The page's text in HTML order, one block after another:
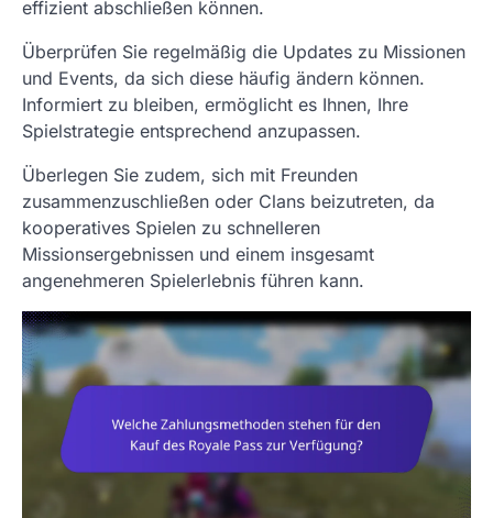
effizient abschließen können.
Überprüfen Sie regelmäßig die Updates zu Missionen
und Events, da sich diese häufig ändern können.
Informiert zu bleiben, ermöglicht es Ihnen, Ihre
Spielstrategie entsprechend anzupassen.
Überlegen Sie zudem, sich mit Freunden
zusammenzuschließen oder Clans beizutreten, da
kooperatives Spielen zu schnelleren
Missionsergebnissen und einem insgesamt
angenehmeren Spielerlebnis führen kann.